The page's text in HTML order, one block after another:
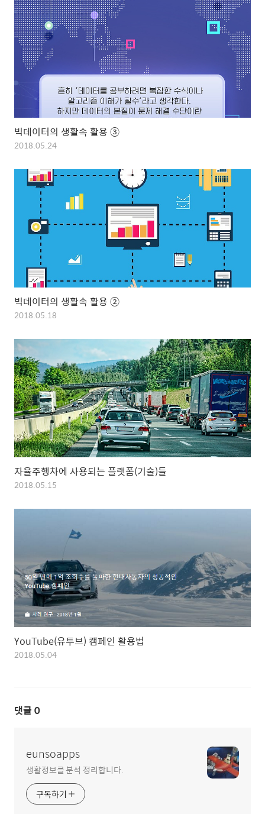
빅데이터의 생활속 활용 ③
2018.05.24
빅데이터의 생활속 활용 ②
2018.05.18
자율주행차에 사용되는 플랫폼(기술)들
2018.05.15
YouTube(유투브) 캠페인 활용법
2018.05.04
댓글 0
eunsoapps
생활정보를 분석 정리합니다.
구독하기